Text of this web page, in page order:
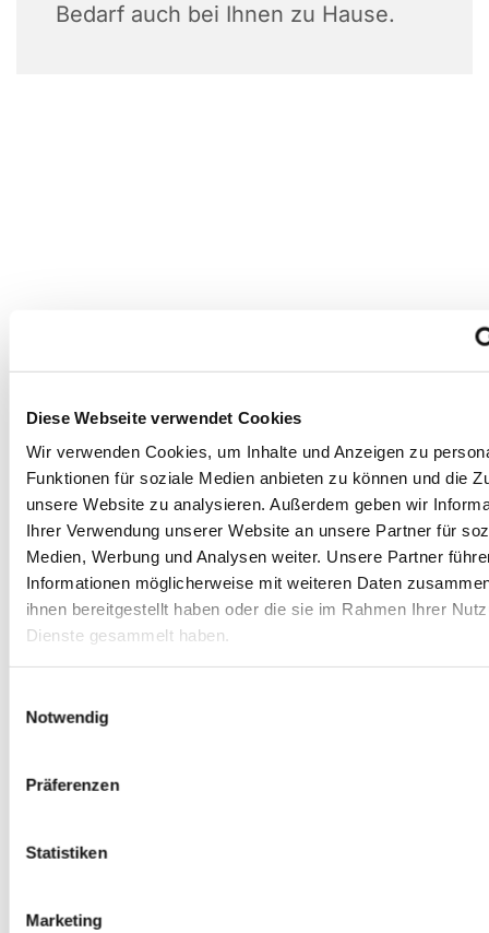
Diese Webseite verwendet Cookies
Wir verwenden Cookies, um Inhalte und Anzeigen zu
Funktionen für soziale Medien anbieten zu können und die
unsere Website zu analysieren. Außerdem geben wir
Ihrer Verwendung unserer Website an unsere Partner für
Medien, Werbung und Analysen weiter. Unsere Partner
Informationen möglicherweise mit weiteren Daten
ihnen bereitgestellt haben oder die sie im Rahmen Ihrer
Dienste gesammelt haben.
Notwendig
Präferenzen
Statistiken
Marketing
Bedarf auch bei Ihnen zu Hause.
Dies könnte Sie auch
interessieren